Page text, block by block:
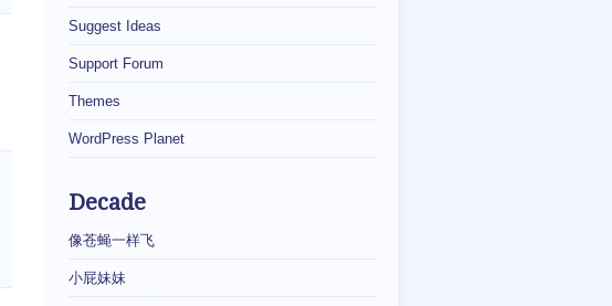
Suggest Ideas
Support Forum
Themes
WordPress Planet
Decade
像苍蝇一样飞
小屁妹妹